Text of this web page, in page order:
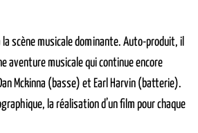
scène musicale dominante. Auto-produit, il
aventure musicale qui continue encore
Mckinna (basse) et Earl Harvin (batterie).
la réalisation d’un film pour chaque